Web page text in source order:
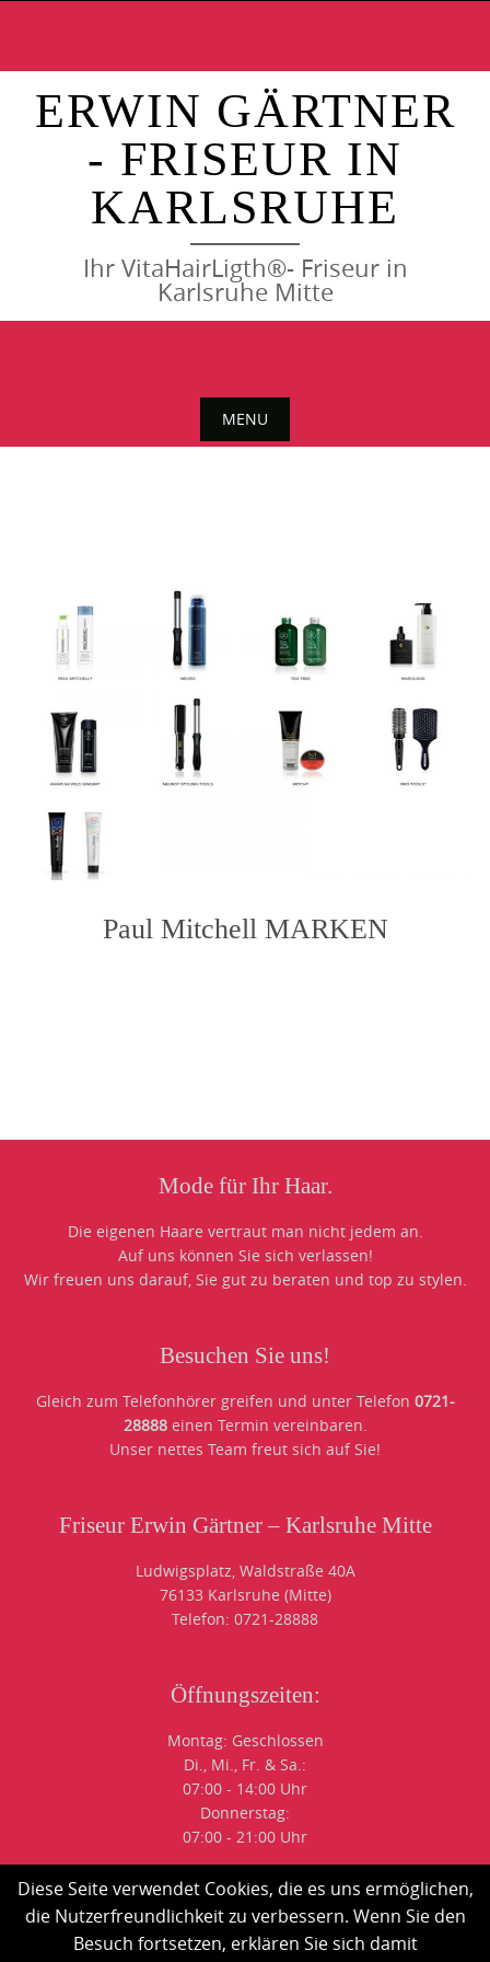
content
ERWIN GÄRTNER
- FRISEUR IN
KARLSRUHE
Ihr VitaHairLigth®- Friseur in
Karlsruhe Mitte
MENU
Paul Mitchell MARKEN
Mode für Ihr Haar.
Die eigenen Haare vertraut man nicht jedem an.
Auf uns können Sie sich verlassen!
Wir freuen uns darauf, Sie gut zu beraten und top zu stylen.
Besuchen Sie uns!
Gleich zum Telefonhörer greifen und unter Telefon 0721-
28888einen Termin vereinbaren.
Unser nettes Team freut sich auf Sie!
Friseur Erwin Gärtner – Karlsruhe Mitte
Ludwigsplatz, Waldstraße 40A
76133 Karlsruhe (Mitte)
Telefon: 0721-28888
Öffnungszeiten:
Montag: Geschlossen
Di., Mi., Fr. & Sa.:
07:00 - 14:00 Uhr
Donnerstag:
07:00 - 21:00 Uhr
Probiere und bewerte bitte Friseur Erwin Gärtner Karlsruhe auf Yelp
Diese Seite verwendet Cookies, die es uns ermöglichen,
die Nutzerfreundlichkeit zu verbessern. Wenn Sie den
Besuch fortsetzen, erklären Sie sich damit